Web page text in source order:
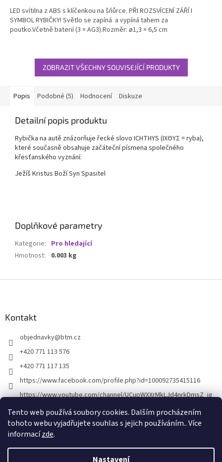
Tento web používá soubory cookies. Dalším procházením
tohoto webu vyjadřujete souhlas s jejich používáním.. Více
informacízde.
Nastavení
z
5
hvězdiček.
LED svítilna z ABS s klíčenkou na šňůrce. PŘI ROZSVÍCENÍ ZÁŘÍ I
SYMBOL RYBIČKY! Světlo se zapíná a vypíná tahem za
poutko.Včetně baterií (3 × AG3).Rozměr: ø1,3 × 6,5 cm
ZOBRAZIT VŠECHNY SOUVISEJÍCÍ PRODUKTY
Popis Podobné (5) Hodnocení Diskuze
Detailní popis produktu
Rybička na autě znázorňuje řecké slovo ICHTHYS (ΙΧΘΥΣ = ryba),
které současně obsahuje začáteční písmena společného
křesťanského vyznání:
Ježíš Kristus Boží Syn Spasitel
Doplňkové parametry
Kategorie: Pro hledající
Hmotnost: 0.003 kg
Kontakt
objednavky@btm.cz
+420 771 113 576
+420 771 117 135
https://www.facebook.com/profile.php?id=100092735415116
https://www.youtube.com/channel/UCupWXXrMkLJd4nrkDmsZ_ig